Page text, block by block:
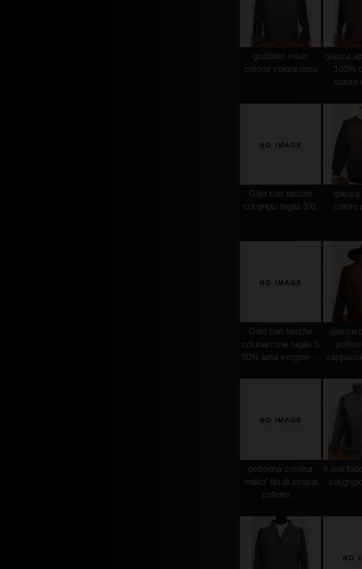
giubbino misto
cotone colore nero
giacca
100%
basso
Gilet con tasche
col.grigio taglia 3XL
colore
Gilet con tasche
col.marrone taglia S
50% lana vergine ...
giacca
pettorina costina
mako' filo di scozia
colletto ...
k.wai